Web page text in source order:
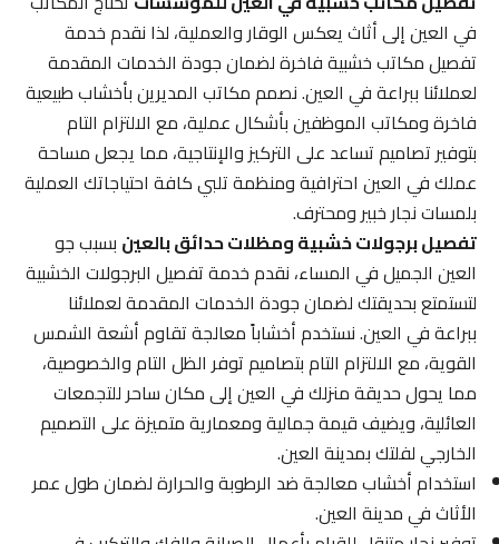
في العين إلى أثاث يعكس الوقار والعملية، لذا نقدم خدمة
تفصيل مكاتب خشبية فاخرة لضمان جودة الخدمات المقدمة
لعملائنا ببراعة في العين. نصمم مكاتب المديرين بأخشاب طبيعية
فاخرة ومكاتب الموظفين بأشكال عملية، مع الالتزام التام
بتوفير تصاميم تساعد على التركيز والإنتاجية، مما يجعل مساحة
عملك في العين احترافية ومنظمة تلبي كافة احتياجاتك العملية
بلمسات نجار خبير ومحترف.
تفصيل برجولات خشبية ومظلات حدائق بالعينبسبب جو
العين الجميل في المساء، نقدم خدمة تفصيل البرجولات الخشبية
لتستمتع بحديقتك لضمان جودة الخدمات المقدمة لعملائنا
ببراعة في العين. نستخدم أخشاباً معالجة تقاوم أشعة الشمس
القوية، مع الالتزام التام بتصاميم توفر الظل التام والخصوصية،
مما يحول حديقة منزلك في العين إلى مكان ساحر للتجمعات
العائلية، ويضيف قيمة جمالية ومعمارية متميزة على التصميم
الخارجي لفلتك بمدينة العين.
استخدام أخشاب معالجة ضد الرطوبة والحرارة لضمان طول عمر
الأثاث في مدينة العين.